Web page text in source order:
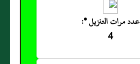
عدد مرات التنزيل *:
4